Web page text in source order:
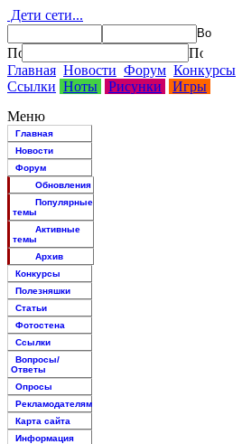
Дети сети...
Главная Новости Форум Конкурсы
Ссылки Ноты Рисунки
Игры
Меню
Главная
Новости
Форум
Обновления
Популярные
темы
Активные
темы
Архив
Конкурсы
Полезняшки
Статьи
Фотостена
Ссылки
Вопросы/
Ответы
Опросы
Рекламодателям
Карта сайта
Информация